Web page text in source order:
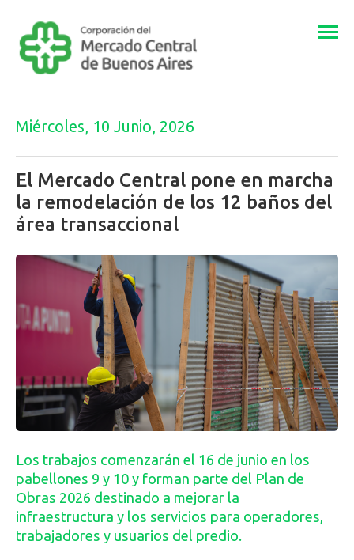
Miércoles, 10 Junio, 2026
El Mercado Central pone en marcha
la remodelación de los 12 baños del
área transaccional
Los trabajos comenzarán el 16 de junio en los
pabellones 9 y 10 y forman parte del Plan de
Obras 2026 destinado a mejorar la
infraestructura y los servicios para operadores,
trabajadores y usuarios del predio.